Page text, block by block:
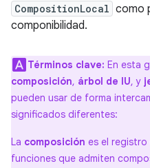
CompositionLocal como
componibilidad.
Términos clave: En esta
composición, árbol de IU, y
pueden usar de forma
significados diferentes:
La composición es el
funciones que admiten